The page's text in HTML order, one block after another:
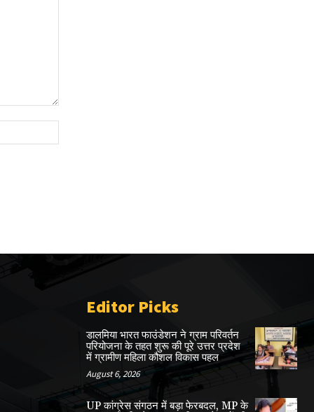
Editor Picks
डालमिया भारत फाउंडेशन ने ग्राम परिवर्तन
परियोजना के तहत शुरू की पूरे उत्तर प्रदेश
में ग्रामीण महिला कौशल विकास पहल
August 6, 2026
UP कांग्रेस संगठन में बड़ा फेरबदल, MP के